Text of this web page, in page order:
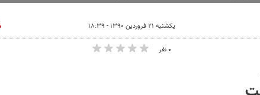
یکشنبه ۲۱ فروردین ۱۳۹۰ - ۱۸:۳۹
۰ نفر